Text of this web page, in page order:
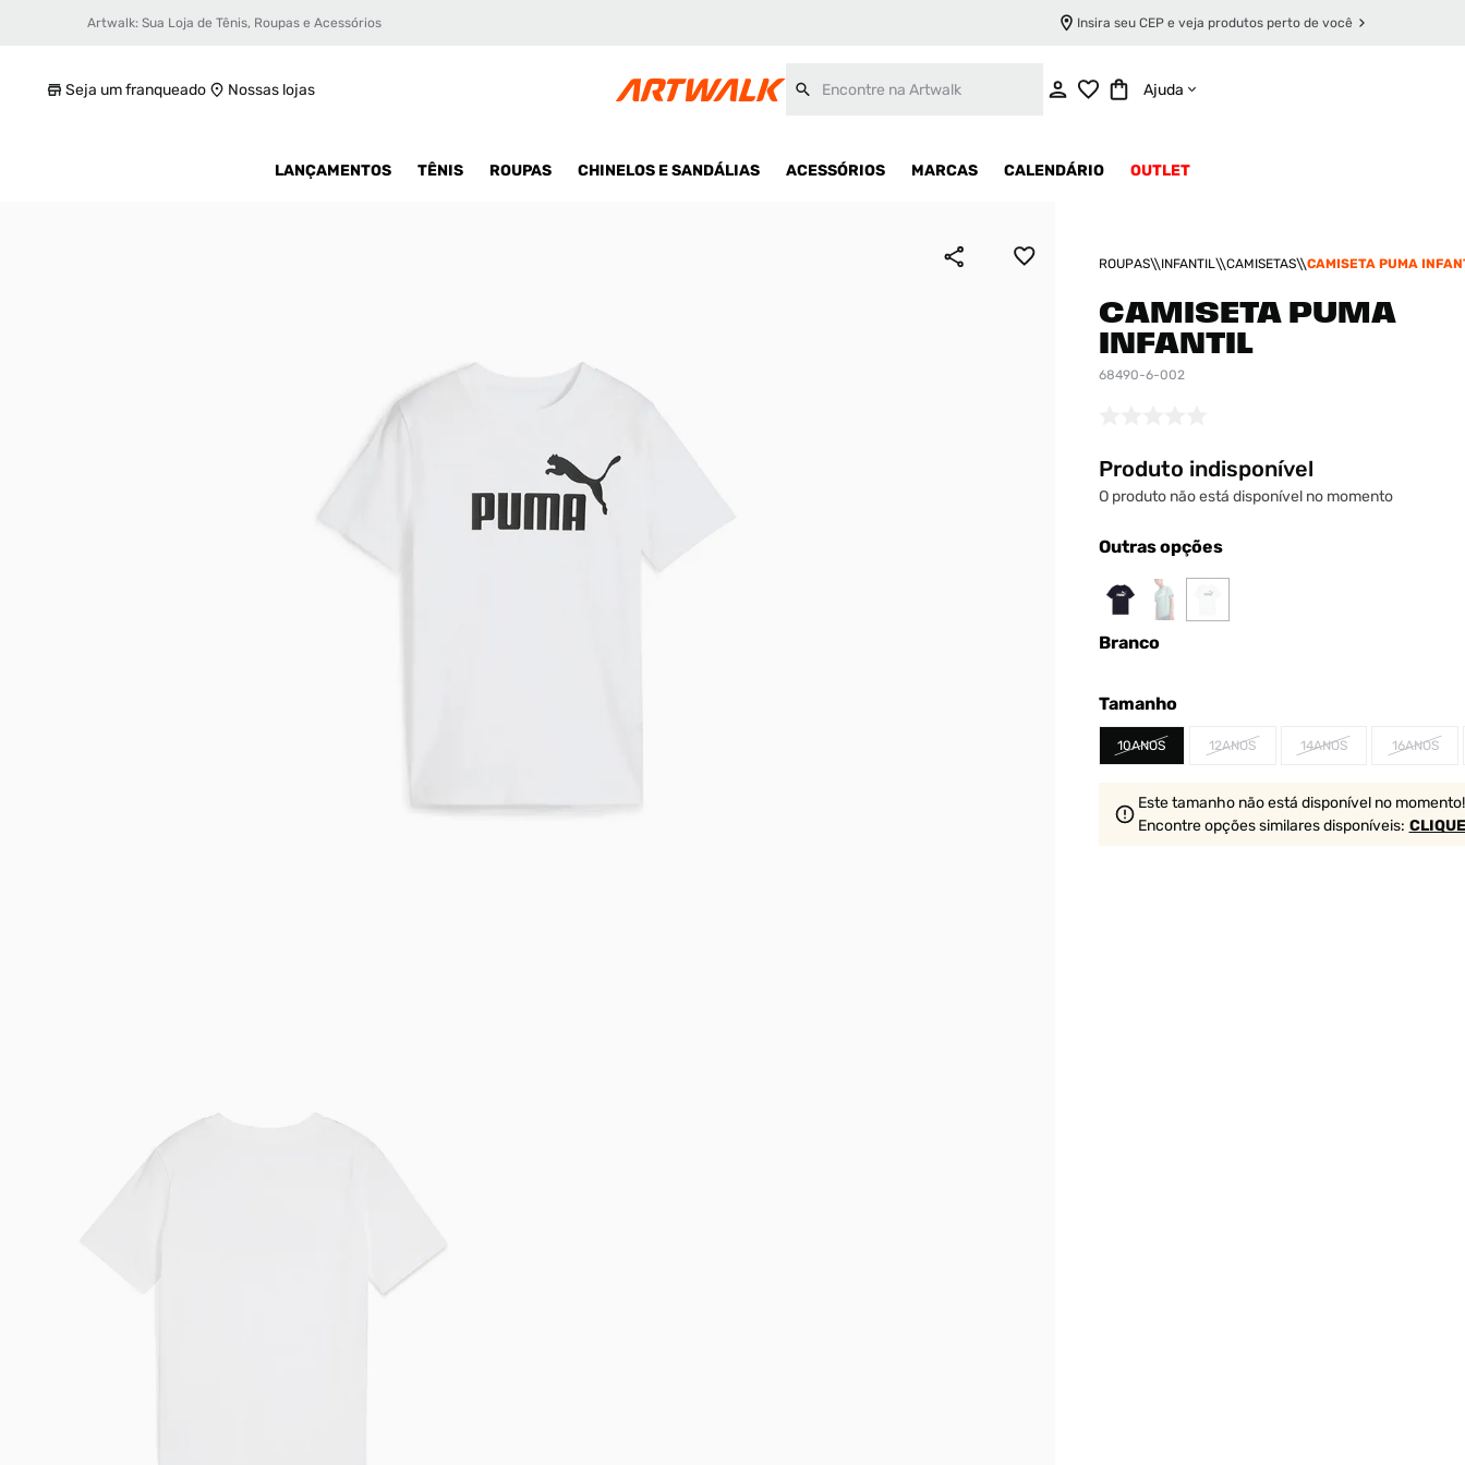
Artwalk: Sua Loja de Tênis, Roupas e Acessórios Insira seu CEP e veja produtos perto de você
Seja um franqueado Nossas lojas Ajuda
LANÇAMENTOS TÊNIS ROUPAS CHINELOS E SANDÁLIAS ACESSÓRIOS MARCAS CALENDÁRIO OUTLET
ROUPAS INFANTIL CAMISETAS CAMISETA PUMA
CAMISETA PUMA
INFANTIL
68490-6-002
Produto indisponível
O produto não está disponível no momento
Outras opções
Branco
Tamanho
10ANOS 12ANOS 14ANOS 16ANOS
Este tamanho não está disponível no momento!
Encontre opções similaresdisponíveis:
Camiseta Puma Infantil